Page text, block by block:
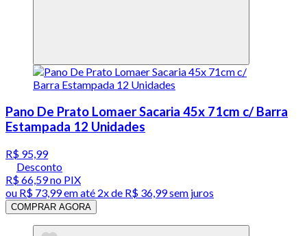
Pano De Prato Lomaer Sacaria 45x 71cm c/ Barra
Estampada 12 Unidades
R$ 95,99
Desconto
R$ 66,59no PIX
ou R$ 73,99em até 2x de R$ 36,99 sem juros
COMPRAR AGORA